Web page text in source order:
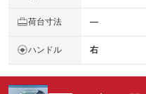
荷台寸法 ―
ハンドル 右